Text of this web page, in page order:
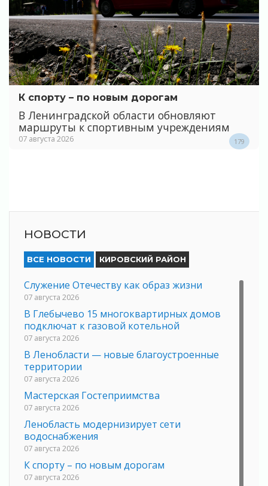
К спорту – по новым дорогам
В Ленинградской области обновляют
маршруты к спортивным учреждениям
07 августа 2026 179
НОВОСТИ
ВСЕ НОВОСТИ КИРОВСКИЙ РАЙОН
Служение Отечеству как образ жизни
07 августа 2026
В Глебычево 15 многоквартирных домов
подключат к газовой котельной
07 августа 2026
В Ленобласти — новые благоустроенные
территории
07 августа 2026
Мастерская Гостеприимства
07 августа 2026
Ленобласть модернизирует сети
водоснабжения
07 августа 2026
К спорту – по новым дорогам
07 августа 2026